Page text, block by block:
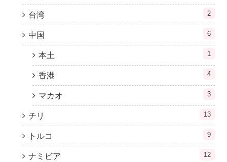
台湾 2
中国 6
本土 1
香港 4
マカオ 3
チリ 13
トルコ 9
ナミビア 12